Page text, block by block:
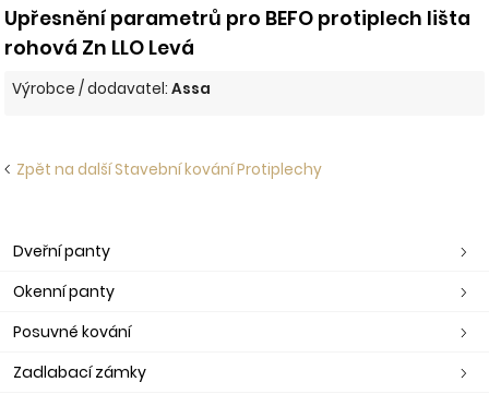
Upřesnění parametrů pro BEFO protiplech lišta
rohová Zn LLO Levá
Výrobce / dodavatel:Assa
Zpět na další Stavební kování Protiplechy
Dveřní panty
Okenní panty
Posuvné kování
Zadlabací zámky